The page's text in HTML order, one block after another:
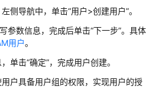
侧导航中，单击“用户>创建用户”。
参数信息，完成后单击“下一步”。具体
用户。
单击“确定”，完成用户创建。
用户具备用户组的权限，实现用户的授